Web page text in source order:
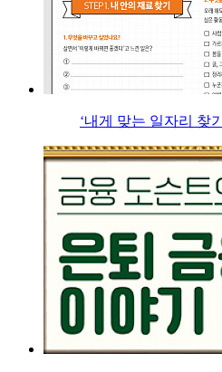
‘내게 맞는 일자리 찾